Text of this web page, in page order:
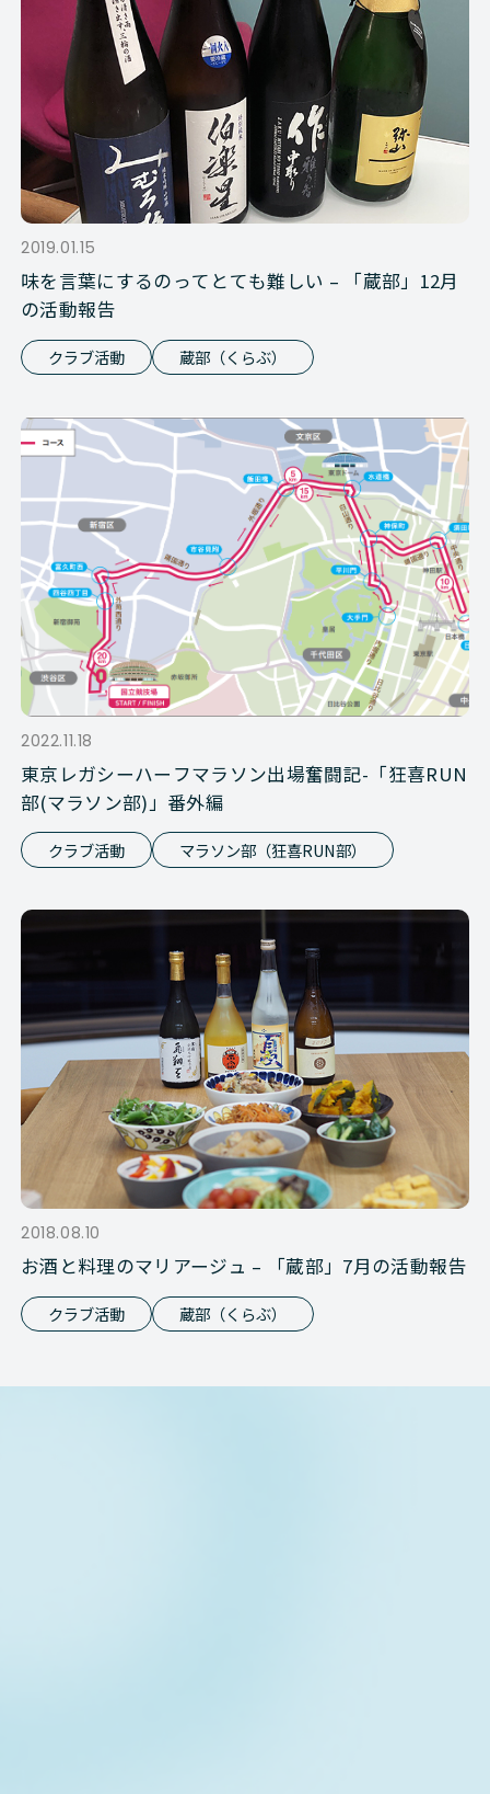
2019.01.15
味を言葉にするのってとても難しい – 「蔵部」12月
の活動報告
クラブ活動 蔵部（くらぶ）
2022.11.18
東京レガシーハーフマラソン出場奮闘記-「狂喜RUN
部(マラソン部)」番外編
クラブ活動 マラソン部（狂喜RUN部）
2018.08.10
お酒と料理のマリアージュ – 「蔵部」7月の活動報告
クラブ活動 蔵部（くらぶ）